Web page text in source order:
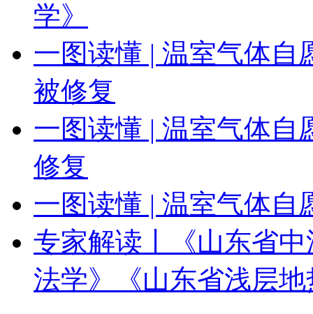
学》
一图读懂 | 温室气体自
被修复
一图读懂 | 温室气体自
修复
一图读懂 | 温室气体自
专家解读丨《山东省
法学》《山东省浅层